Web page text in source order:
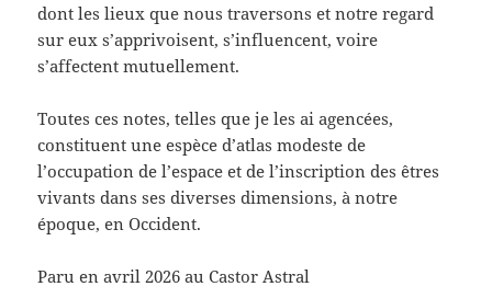
dont les lieux que nous traversons et notre regard
sur eux s’apprivoisent, s’influencent, voire
s’affectent mutuellement.
Toutes ces notes, telles que je les ai agencées,
constituent une espèce d’atlas modeste de
l’occupation de l’espace et de l’inscription des êtres
vivants dans ses diverses dimensions, à notre
époque, en Occident.
Paru en avril 2026 au Castor Astral